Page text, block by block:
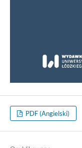
PDF (Angielski)